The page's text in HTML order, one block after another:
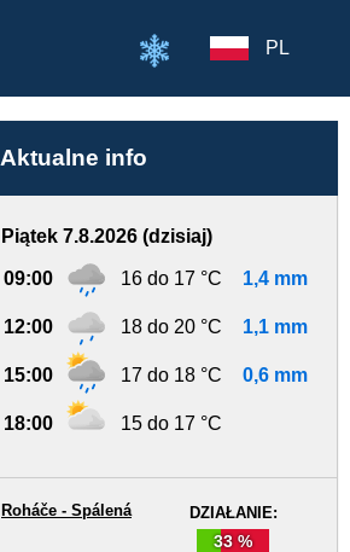
PL
Aktualne info
Piątek 7.8.2026 (dzisiaj)
09:00 16 do 17 °C 1,4 mm
12:00 18 do 20 °C 1,1 mm
15:00 17 do 18 °C 0,6 mm
18:00 15 do 17 °C
DZIAŁANIE:
33 %
Roháče - Spálená